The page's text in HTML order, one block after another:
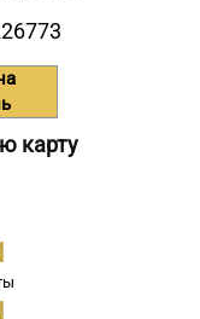
карту